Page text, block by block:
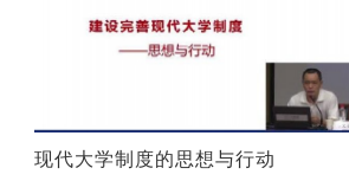
现代大学制度的思想与行动